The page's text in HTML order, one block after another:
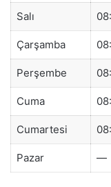
Salı
Çarşamba
Perşembe
Cuma
Cumartesi
Pazar —